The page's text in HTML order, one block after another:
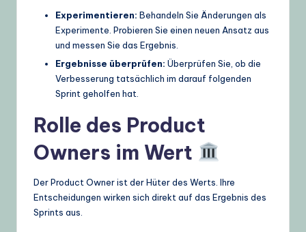
Experimentieren: Behandeln Sie Änderungen als
Experimente. Probieren Sie einen neuen Ansatz aus
und messen Sie das Ergebnis.
Ergebnisse überprüfen: Überprüfen Sie, ob die
Verbesserung tatsächlich im darauf folgenden
Sprint geholfen hat.
Rolle des Product
Owners im Wert
Der Product Owner ist der Hüter des Werts. Ihre
Entscheidungen wirken sich direkt auf das Ergebnis des
Sprints aus.